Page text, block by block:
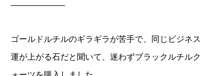
——————–
ゴールドルチルのギラギラが苦手で、同じビジネス
運が上がる石だと聞いて、迷わずブラックルチルク